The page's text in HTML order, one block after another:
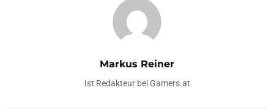
Markus Reiner
Ist Redakteur bei Gamers.at